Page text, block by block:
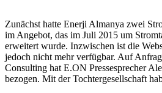
Zunächst hatte Enerji Almanya zwei
im Angebot, das im Juli 2015 um
erweitert wurde. Inzwischen ist die
jedoch nicht mehr verfügbar. Auf
Consulting hat E.ON Pressesprecher
bezogen. Mit der Tochtergesellschaft